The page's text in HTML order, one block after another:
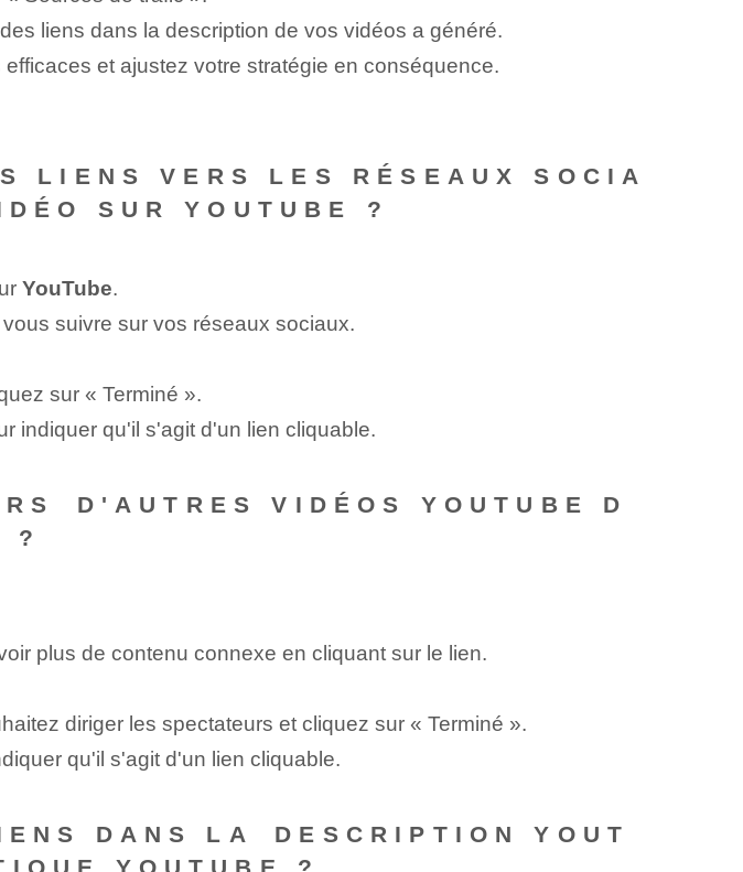
liens dans la description de vos vidéos a généré.
et ajustez votre stratégie en conséquence.
LIENS VERS LES RÉSEAUX SOCIA
SUR YOUTUBE ?
YouTube.
suivre sur vos réseaux sociaux.
sur « Terminé ».
indiquer qu'il s'agit d'un lien cliquable.
D'AUTRES VIDÉOS YOUTUBE D
?
plus de contenu connexe en cliquant sur le lien.
diriger les spectateurs et cliquez sur « Terminé ».
qu'il s'agit d'un lien cliquable.
DANS LA⁤ DESCRIPTION YOUT
YOUTUBE ?